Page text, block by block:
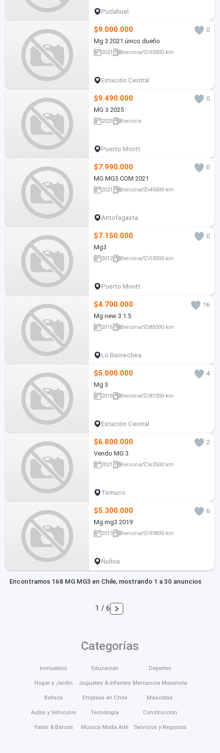
Pudahuel
$9.000.000
0
Mg 3 2021 único dueño
2021 Bencina 92000 km
Estación Central
$9.490.000
0
MG 3 2025
2025 Bencina
Puerto Montt
$7.990.000
0
MG MG3 COM 2021
2021 Bencina 45000 km
Antofagasta
$7.150.000
0
Mg3
2012 Bencina 53000 km
Puerto Montt
$4.700.000
16
Mg new 3 1.5
2016 Bencina 85000 km
Lo Barnechea
$5.000.000
4
Mg 3
2018 Bencina 81000 km
Estación Central
$6.800.000
2
Vendo MG 3
2021 Bencina 63500 km
Temuco
$5.300.000
6
Mg mg3 2019
2019 Bencina 93800 km
Ñuñoa
Encontramos 168 MG MG3 en Chile, mostrando 1 a 30 anuncios
1 / 6
Categorías
Inmuebles
Hogar y Jardín
Belleza
Autos y Vehículos
Yates & Barcos
Educación
Juguetes & Infantes
Empleos en Chile
Tecnología
Música Moda Arte
Deportes
Mercancía Mayorista
Mascotas
Construcción
Servicios y Negocios